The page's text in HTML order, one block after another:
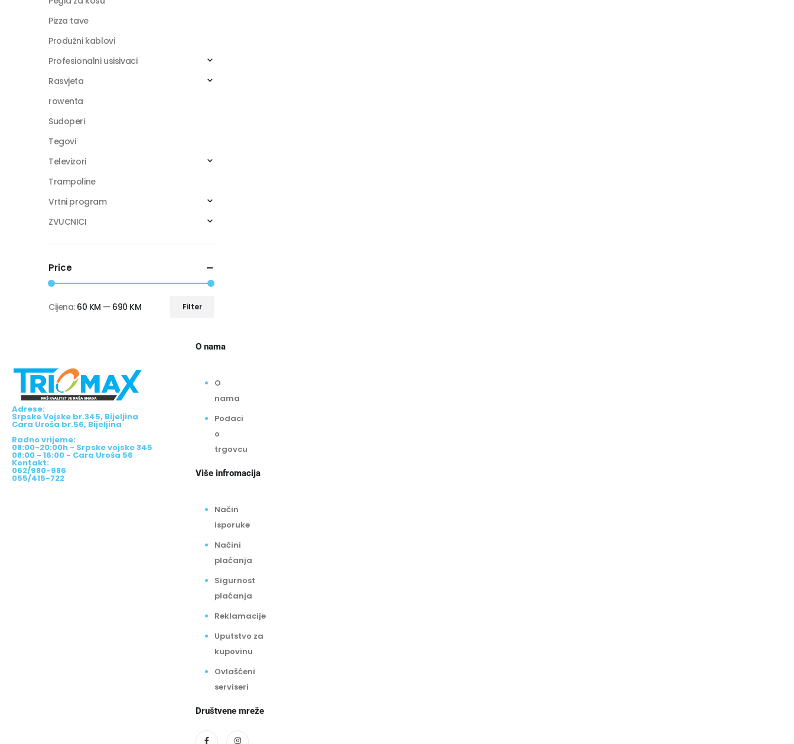
Pizza tave
Produžni kablovi
Profesionalni usisivaci
Rasvjeta
rowenta
Sudoperi
Tegovi
Televizori
Trampoline
Vrtni program
ZVUCNICI
Price
Filter
Cijena: 60 KM — 690 KM
Adrese:
Srpske Vojske br.345, Bijeljina
Cara Uroša br.56, Bijeljina
Radno vrijeme:
08:00-20:00h - Srpske vojske 345
08:00 - 16:00 - Cara Uroša 56
Kontakt:
062/980-986
055/415-722
O nama
O
nama
Podaci
o
trgovcu
Više infromacija
Način
isporuke
Načini
plaćanja
Sigurnost
plaćanja
Reklamacije
Uputstvo za
kupovinu
Ovlašćeni
serviseri
Društvene mreže